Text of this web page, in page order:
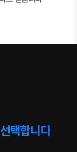
택합니다